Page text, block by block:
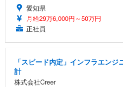
愛知県
月給29万6,000円～50万円
正社員
「スピード内定」インフラエン
計
株式会社Creer